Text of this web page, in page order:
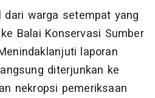
dari warga setempat yang
Balai Konservasi Sumber
laporan
diterjunkan ke
nekropsi pemeriksaan